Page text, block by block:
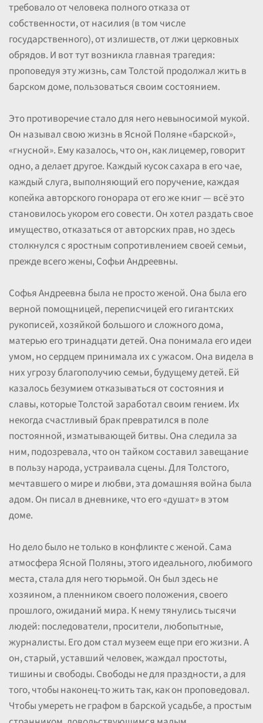
требовало от человека полного отказа от
собственности, от насилия (в том числе
государственного), от излишеств, от лжи церковных
обрядов. И вот тут возникла главная трагедия:
проповедуя эту жизнь, сам Толстой продолжал жить в
барском доме, пользоваться своим состоянием.
Это противоречие стало для него невыносимой мукой.
Он называл свою жизнь в Ясной Поляне «барской»,
«гнусной». Ему казалось, что он, как лицемер, говорит
одно, а делает другое. Каждый кусок сахара в его чае,
каждый слуга, выполняющий его поручение, каждая
копейка авторского гонорара от его же книг — всё это
становилось укором его совести. Он хотел раздать свое
имущество, отказаться от авторских прав, но здесь
столкнулся с яростным сопротивлением своей семьи,
прежде всего жены, Софьи Андреевны.
Софья Андреевна была не просто женой. Она была его
верной помощницей, переписчицей его гигантских
рукописей, хозяйкой большого и сложного дома,
матерью его тринадцати детей. Она понимала его идеи
умом, но сердцем принимала их с ужасом. Она видела в
них угрозу благополучию семьи, будущему детей. Ей
казалось безумием отказываться от состояния и
славы, которые Толстой заработал своим гением. Их
некогда счастливый брак превратился в поле
постоянной, изматывающей битвы. Она следила за
ним, подозревала, что он тайком составил завещание
в пользу народа, устраивала сцены. Для Толстого,
мечтавшего о мире и любви, эта домашняя война была
адом. Он писал в дневнике, что его «душат» в этом
доме.
Но дело было не только в конфликте с женой. Сама
атмосфера Ясной Поляны, этого идеального, любимого
места, стала для него тюрьмой. Он был здесь не
хозяином, а пленником своего положения, своего
прошлого, ожиданий мира. К нему тянулись тысячи
людей: последователи, просители, любопытные,
журналисты. Его дом стал музеем еще при его жизни. А
он, старый, уставший человек, жаждал простоты,
тишины и свободы. Свободы не для праздности, а для
того, чтобы наконец-то жить так, как он проповедовал.
Чтобы умереть не графом в барской усадьбе, а простым